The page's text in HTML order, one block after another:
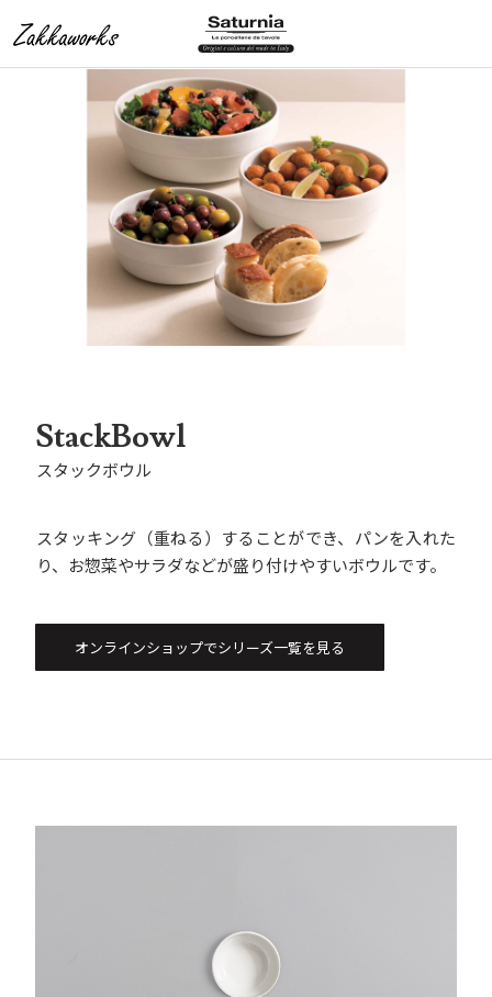
StackBowl
スタックボウル
スタッキング（重ねる）することができ、パンを入れた
り、お惣菜やサラダなどが盛り付けやすいボウルです。
オンラインショップでシリーズ一覧を見る